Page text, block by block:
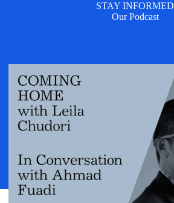
STAY INFORMED
Our Podcast